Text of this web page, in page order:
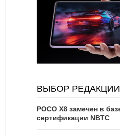
ВЫБОР РЕДАКЦИИ
POCO X8 замечен в
сертификации NBTC